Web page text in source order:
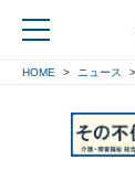
HOME ニュース